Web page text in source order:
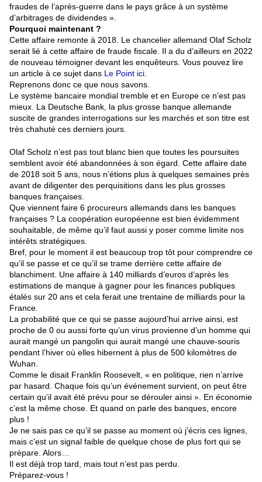
fraudes de l’après-guerre dans le pays grâce à un système
d’arbitrages de dividendes ».
Pourquoi maintenant ?
Cette affaire remonte à 2018. Le chancelier allemand Olaf Scholz
serait lié à cette affaire de fraude fiscale. Il a du d’ailleurs en 2022
de nouveau témoigner devant les enquêteurs. Vous pouvez lire
un article à ce sujet dans Le Point ici
Reprenons donc ce que nous savons.
Le système bancaire mondial tremble et en Europe ce n’est pas
mieux. La Deutsche Bank, la plus grosse banque allemande
suscite de grandes interrogations sur les marchés et son titre est
très chahuté ces derniers jours.
Olaf Scholz n’est pas tout blanc bien que toutes les poursuites
semblent avoir été abandonnées à son égard. Cette affaire date
de 2018 soit 5 ans, nous n’étions plus à quelques semaines près
avant de diligenter des perquisitions dans les plus grosses
banques françaises.
Que viennent faire 6 procureurs allemands dans les banques
françaises ? La coopération européenne est bien évidemment
souhaitable, de même qu’il faut aussi y poser comme limite nos
intérêts stratégiques.
Bref, pour le moment il est beaucoup trop tôt pour comprendre ce
qu’il se passe et ce qu’il se trame derrière cette affaire de
blanchiment. Une affaire à 140 milliards d’euros d’après les
estimations de manque à gagner pour les finances publiques
étalés sur 20 ans et cela ferait une trentaine de milliards pour la
France.
La probabilité que ce qui se passe aujourd’hui arrive ainsi, est
proche de 0 ou aussi forte qu’un virus provienne d’un homme qui
aurait mangé un pangolin qui aurait mangé une chauve-souris
pendant l’hiver où elles hibernent à plus de 500 kilomètres de
Wuhan.
Comme le disait Franklin Roosevelt, « en politique, rien n’arrive
par hasard. Chaque fois qu’un événement survient, on peut être
certain qu’il avait été prévu pour se dérouler ainsi ». En économie
c’est la même chose. Et quand on parle des banques, encore
plus !
Je ne sais pas ce qu’il se passe au moment où j’écris ces lignes,
mais c’est un signal faible de quelque chose de plus fort qui se
prépare. Alors…
Il est déjà trop tard, mais tout n’est pas perdu.
Préparez-vous !